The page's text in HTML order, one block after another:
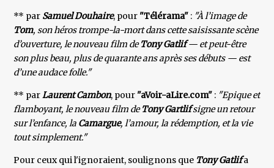
** par Samuel Douhaire, pour "Télérama" : "À l’image de
Tom, son héros trompe-la-mort dans cette saisissante scène
d’ouverture, le nouveau film deTony Gatlif— et peut-être
son plus beau, plus de quarante ans après ses débuts — est
d’une audace folle."
** parLaurent Cambon, pour "aVoir-aLire.com" : "Epique et
flamboyant, le nouveau film deTony Gartlifsigne un retour
sur l’enfance, la Camargue, l’amour, la rédemption, et la vie
tout simplement."
Pour ceux qui l'ignoraient, soulignons que Tony Gatlifa